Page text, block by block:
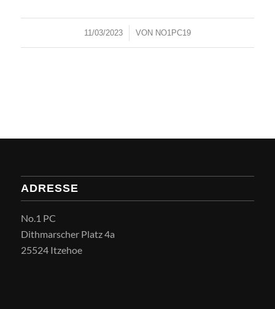
11/03/2023
/ VON NO1PC19
ADRESSE
No.1 PC
Dithmarscher Platz 4a
25524 Itzehoe